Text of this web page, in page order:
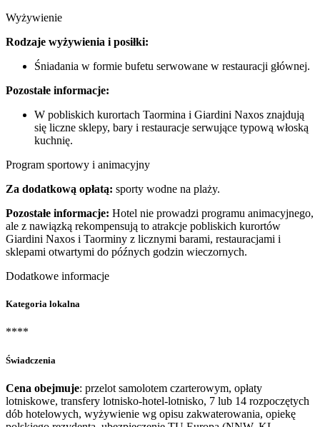
Wyżywienie
Rodzaje wyżywienia i posiłki:
Śniadania w formie bufetu serwowane w restauracji głównej.
Pozostałe informacje:
W pobliskich kurortach Taormina i Giardini Naxos znajdują
się liczne sklepy, bary i restauracje serwujące typową włoską
kuchnię.
Program sportowy i animacyjny
Za dodatkową opłatą: sporty wodne na plaży.
Pozostałe informacje: Hotel nie prowadzi programu animacyjnego,
ale z nawiązką rekompensują to atrakcje pobliskich kurortów
Giardini Naxos i Taorminy z licznymi barami, restauracjami i
sklepami otwartymi do późnych godzin wieczornych.
Dodatkowe informacje
Kategoria lokalna
****
Świadczenia
Cena obejmuje: przelot samolotem czarterowym, opłaty
lotniskowe, transfery lotnisko-hotel-lotnisko, 7 lub 14 rozpoczętych
dób hotelowych, wyżywienie wg opisu zakwaterowania, opiekę